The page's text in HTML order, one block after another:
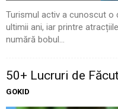
Turismul activ a cunoscut o
ultimii ani, iar printre
numără bobul...
50+ Lucruri de
GOKID